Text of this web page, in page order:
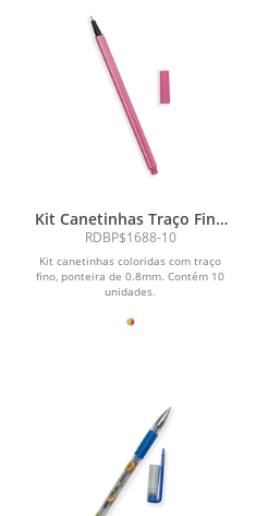
Kit Canetinhas Traço Fino
10 cores
RDBP$1688-10
Kit canetinhas coloridas com traço
fino, ponteira de 0.8mm. Contém 10
unidades.